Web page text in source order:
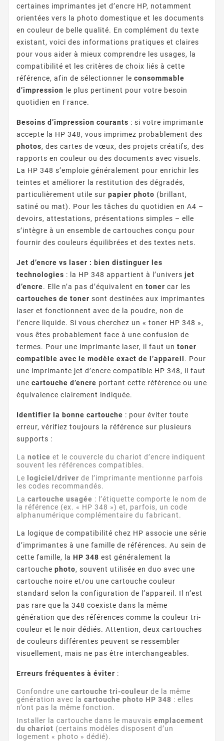
certaines imprimantes jet d’encre HP, notamment
orientées vers la photo domestique et les documents
en couleur de belle qualité. En complément du texte
existant, voici des informations pratiques et claires
pour vous aider à mieux comprendre les usages, la
compatibilité et les critères de choix liés à cette
référence, afin de sélectionner le consommable
d’impression
le plus pertinent pour votre besoin
quotidien en France.
Besoins d’impression courants : si votre imprimante
accepte la HP 348, vous imprimez probablement des
photos, des cartes de vœux, des projets créatifs, des
rapports en couleur ou des documents avec visuels.
La HP 348 s’emploie généralement pour enrichir les
teintes et améliorer la restitution des dégradés,
particulièrement utile sur papier photo (brillant,
satiné ou mat). Pour les tâches du quotidien en A4 –
devoirs, attestations, présentations simples – elle
s’intègre à un ensemble de cartouches conçu pour
fournir des couleurs équilibrées et des textes nets.
Jet d’encre vs laser : bien distinguer les
technologies : la HP 348 appartient à l’univers jet
d’encre. Elle n’a pas d’équivalent en toner car les
cartouches de toner sont destinées aux imprimantes
laser et fonctionnent avec de la poudre, non de
l’encre liquide. Si vous cherchez un « toner HP 348 »,
vous êtes probablement face à une confusion de
termes. Pour une imprimante laser, il faut un toner
compatible avec le modèle exact de l’appareil . Pour
une imprimante jet d’encre compatible HP 348, il faut
une cartouche d’encre portant cette référence ou une
équivalence clairement indiquée.
Identifier la bonne cartouche : pour éviter toute
erreur, vérifiez toujours la référence sur plusieurs
supports :
La notice et le couvercle du chariot d’encre indiquent
souvent les références compatibles.
Le
logiciel/driver de l’imprimante mentionne parfois
les codes recommandés.
La cartouche usagée : l’étiquette comporte le nom de
la référence (ex. « HP 348 ») et, parfois, un code
alphanumérique complémentaire du fabricant.
La logique de compatibilité chez HP associe une série
d’imprimantes à une famille de références. Au sein de
cette famille, la HP 348 est généralement la
cartouche photo, souvent utilisée en duo avec une
cartouche noire et/ou une cartouche couleur
standard selon la configuration de l’appareil. Il n’est
pas rare que la 348 coexiste dans la même
génération que des références comme la couleur tri-
couleur et le noir dédiés. Attention, deux cartouches
de couleurs différentes peuvent se ressembler
visuellement, mais ne pas être interchangeables.
Erreurs fréquentes à éviter :
Confondre une cartouche tri-couleur de la même
génération avec la cartouche photo HP 348 : elles
n’ont pas la même fonction.
Installer la cartouche dans le mauvais emplacement
du chariot (certains modèles disposent d’un
logement « photo » dédié).